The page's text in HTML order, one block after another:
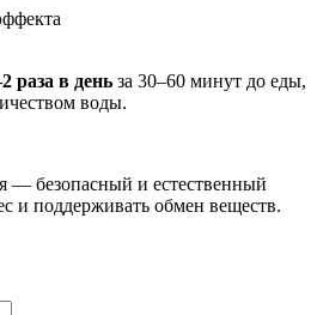
раза в день за 30–60 минут до еды,
воды.
— безопасный и естественный
и поддерживать обмен веществ.